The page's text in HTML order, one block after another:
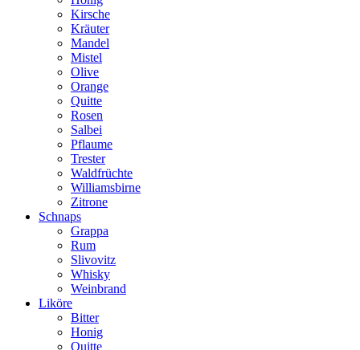
Kirsche
Kräuter
Mandel
Mistel
Olive
Orange
Quitte
Rosen
Salbei
Pflaume
Trester
Waldfrüchte
Williamsbirne
Zitrone
Schnaps
Grappa
Rum
Slivovitz
Whisky
Weinbrand
Liköre
Bitter
Honig
Quitte